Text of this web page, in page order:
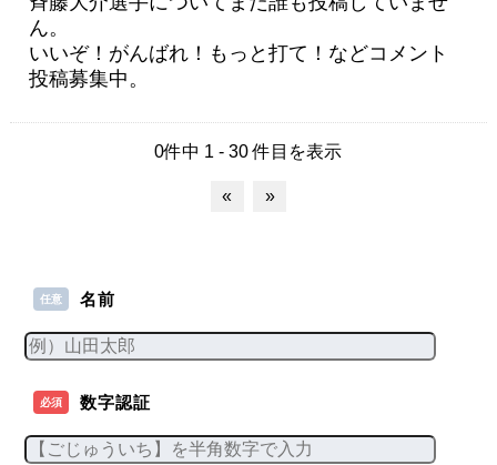
ん。
いいぞ！がんばれ！もっと打て！などコメント
投稿募集中。
0件中 1 - 30 件目を表示
« »
任意 名前
必須 数字認証